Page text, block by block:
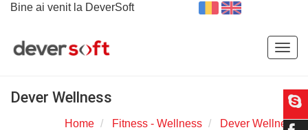
Bine ai venit la DeverSoft
Dever Wellness
Home Fitness - Wellness Dever Wellness